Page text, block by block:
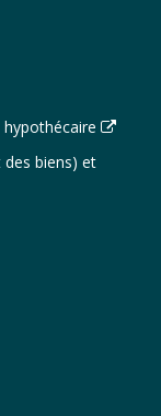
biens) et